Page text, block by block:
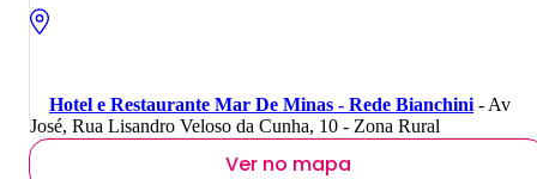
Hotel e Restaurante Mar De Minas - Rede Bianchini - Av
José, Rua Lisandro Veloso da Cunha, 10 - Zona Rural
Ver no mapa